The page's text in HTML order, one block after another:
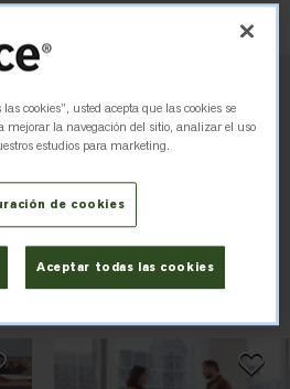
Filtrar por
cookies”, usted acepta que las cookies se
mejorar la navegación del sitio, analizar el uso
estudios para marketing.
de cookies
Aceptar todas las cookies